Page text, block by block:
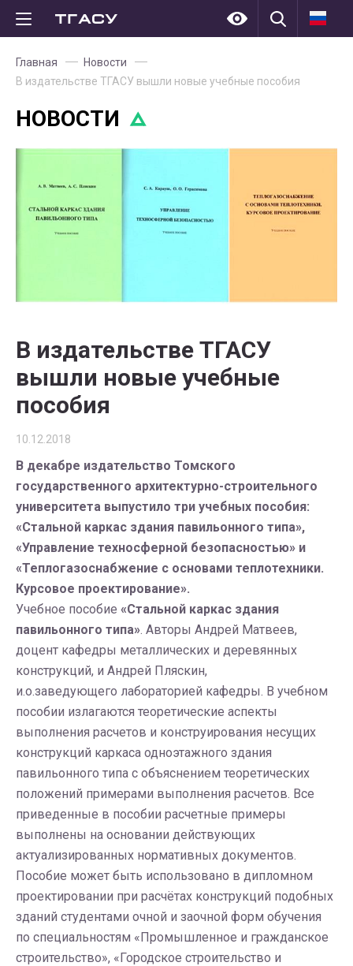
Главная
Новости
В издательстве ТГАСУ вышли новые учебные пособия
НОВОСТИ
В издательстве ТГАСУ
вышли новые учебные
пособия
10.12.2018
В декабре издательство Томского
государственного архитектурно-строительного
университета выпустило три учебных пособия:
«Стальной каркас здания павильонного типа»,
«Управление техносферной безопасностью» и
«Теплогазоснабжение с основами теплотехники.
Курсовое проектирование».
Учебное пособие «Стальной каркас здания
павильонного типа». Авторы Андрей Матвеев,
доцент кафедры металлических и деревянных
конструкций, и Андрей Пляскин,
и.о.заведующего лабораторией кафедры. В учебном
пособии излагаются теоретические аспекты
выполнения расчетов и конструирования несущих
конструкций каркаса одноэтажного здания
павильонного типа с объяснением теоретических
положений примерами выполнения расчетов. Все
приведенные в пособии расчетные примеры
выполнены на основании действующих
актуализированных нормативных документов.
Пособие может быть использовано в дипломном
проектировании при расчётах конструкций подобных
зданий студентами очной и заочной форм обучения
по специальностям «Промышленное и гражданское
строительство», «Городское строительство и